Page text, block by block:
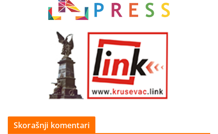
Skorašnji komentari